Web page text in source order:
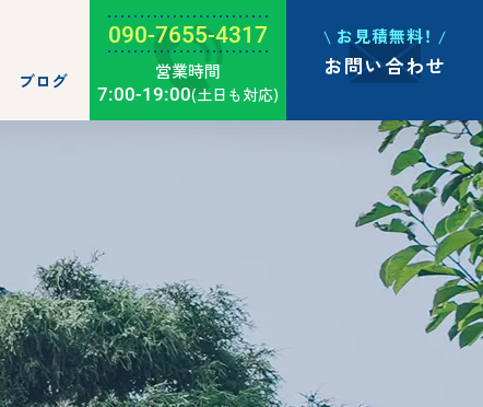
ブログ
090-7655-4317
営業時間
7:00-19:00(土日も対応)
お見積無料！
お問い合わせ